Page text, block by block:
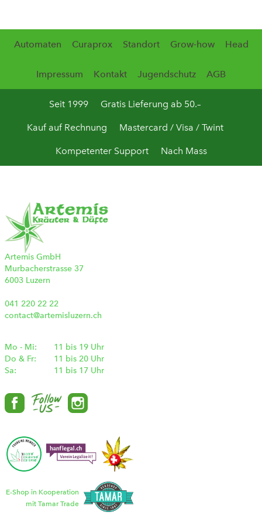
Automaten Curaprox Standort Grow-how Head
Impressum Kontakt Jugendschutz AGB
Seit 1999 Gratis Lieferung ab 50.–
Kauf auf Rechnung Mastercard / Visa / Twint
Kompetenter Support Nach Mass
Artemis GmbH
Murbacherstrasse 37
6003 Luzern
041 220 22 22
contact@artemisluzern.ch
Mo - Mi:
11 bis 19 Uhr
Do & Fr:
11 bis 20 Uhr
Sa:
11 bis 17 Uhr
E-Shop in Kooperation
mit Tamar Trade